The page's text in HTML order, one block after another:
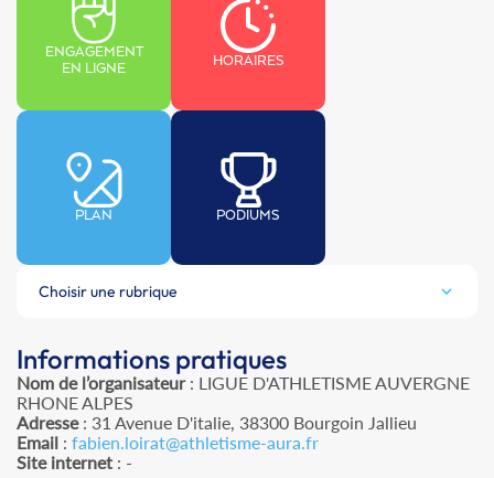
ENGAGEMENT
EN LIGNE
HORAIRES
PLAN PODIUMS
Choisir une rubrique
Informations pratiques
Nom de l’organisateur: LIGUE D'ATHLETISME AUVERGNE
RHONE ALPES
Adresse: 31 Avenue D'italie, 38300 Bourgoin Jallieu
Email : fabien.loirat@athletisme-aura.fr
Site internet : -